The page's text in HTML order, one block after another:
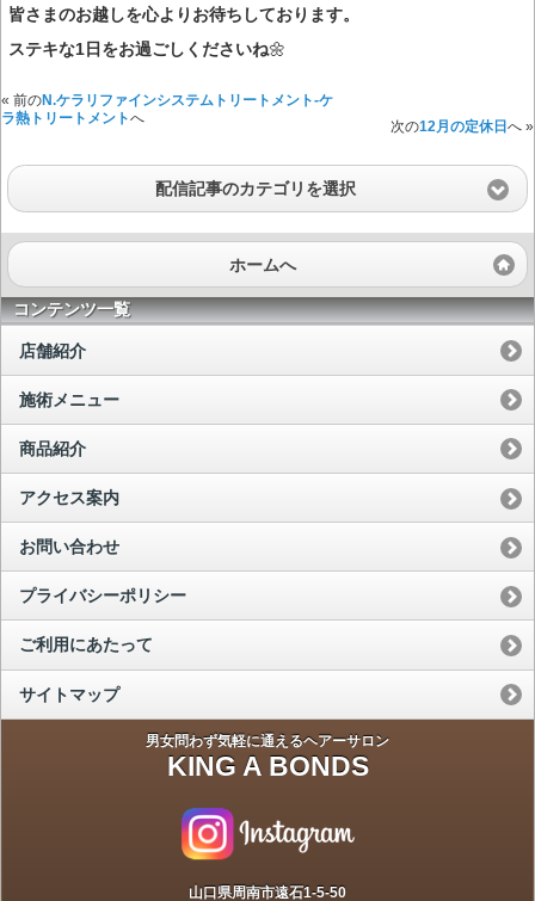
皆さまのお越しを心よりお待ちしております。
ステキな1日をお過ごしくださいね🌼
« 前のN.ケラリファインシステムトリートメント-ケ
ラ熱トリートメントへ
次の12月の定休日 へ »
配信記事のカテゴリを選択
ホームへ
コンテンツ一覧
店舗紹介
施術メニュー
商品紹介
アクセス案内
お問い合わせ
プライバシーポリシー
ご利用にあたって
サイトマップ
男女問わず気軽に通えるヘアーサロン
KING A BONDS
山口県周南市遠石1-5-50